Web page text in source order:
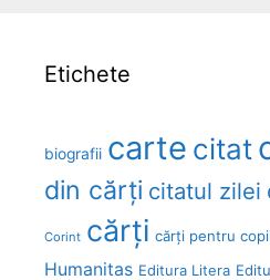
Etichete
biografii carte citat
din cărți citatul zilei
Corint cărți cărți pentru
Humanitas Editura Litera